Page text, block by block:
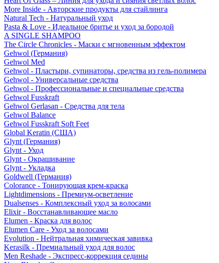
More Inside - Авторские продукты для стайлинга
Natural Tech - Натуральный уход
Pasta & Love - Идеальное бритье и уход за бородой
A SINGLE SHAMPOO
The Circle Chronicles - Маски с мгновенным эффектом
Gehwol (Германия)
Gehwol Med
Gehwol - Пластыри, супинаторы, средства из гель-полимера
Gehwol - Универсальные средства
Gehwol - Профессиональные и специальные средства
Gehwol Fusskraft
Gehwol Gerlasan - Средства для тела
Gehwol Balance
Gehwol Fusskraft Soft Feet
Global Keratin (США)
Glynt (Германия)
Glynt - Уход
Glynt - Окрашивание
Glynt - Укладка
Goldwell (Германия)
Colorance - Тонирующая крем-краска
Lightdimensions - Премиум-осветление
Dualsenses - Комплексный уход за волосами
Elixir - Восстанавливающее масло
Elumen - Краска для волос
Elumen Care - Уход за волосами
Evolution - Нейтральная химическая завивка
Kerasilk - Премиальный уход для волос
Men Reshade - Экспресс-коррекция седины